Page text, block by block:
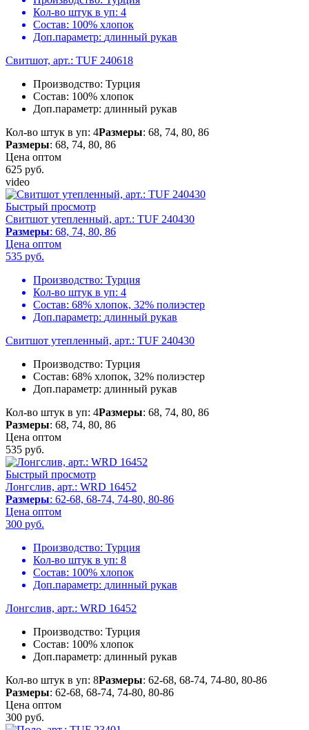
Кол-во штук в уп: 4
Состав: 100% хлопок
Доп.параметр: длинный рукав
Свитшот, арт.: TUF 240618
Производство: Турция
Состав: 100% хлопок
Доп.параметр: длинный рукав
Кол-во штук в уп: 4Размеры: 68, 74, 80, 86
Размеры: 68, 74, 80, 86
Цена оптом
625 руб.
video
Быстрый просмотр
Свитшот утепленный, арт.: TUF 240430
Размеры: 68, 74, 80, 86
Цена оптом
535 руб.
Производство: Турция
Кол-во штук в уп: 4
Состав: 68% хлопок, 32% полиэстер
Доп.параметр: длинный рукав
Свитшот утепленный, арт.: TUF 240430
Производство: Турция
Состав: 68% хлопок, 32% полиэстер
Доп.параметр: длинный рукав
Кол-во штук в уп: 4Размеры: 68, 74, 80, 86
Размеры: 68, 74, 80, 86
Цена оптом
535 руб.
Быстрый просмотр
Лонгслив, арт.: WRD 16452
Размеры: 62-68, 68-74, 74-80, 80-86
Цена оптом
300 руб.
Производство: Турция
Кол-во штук в уп: 8
Состав: 100% хлопок
Доп.параметр: длинный рукав
Лонгслив, арт.: WRD 16452
Производство: Турция
Состав: 100% хлопок
Доп.параметр: длинный рукав
Кол-во штук в уп: 8Размеры: 62-68, 68-74, 74-80, 80-86
Размеры: 62-68, 68-74, 74-80, 80-86
Цена оптом
300 руб.